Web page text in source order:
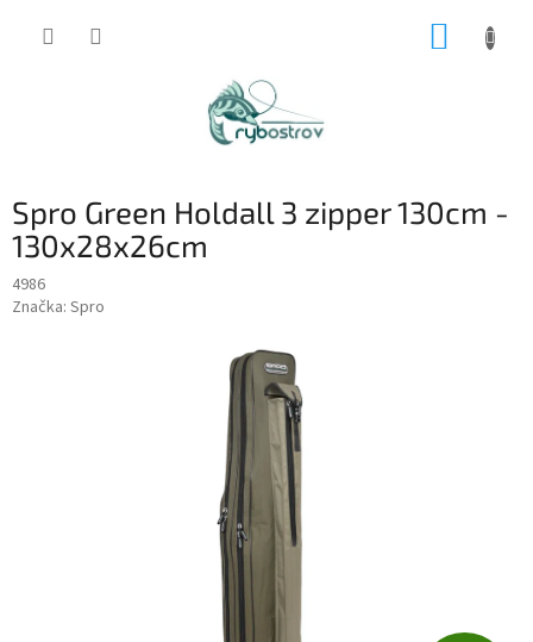
Spro Green Holdall 3 zipper 130cm -
130x28x26cm
4986
Značka: Spro